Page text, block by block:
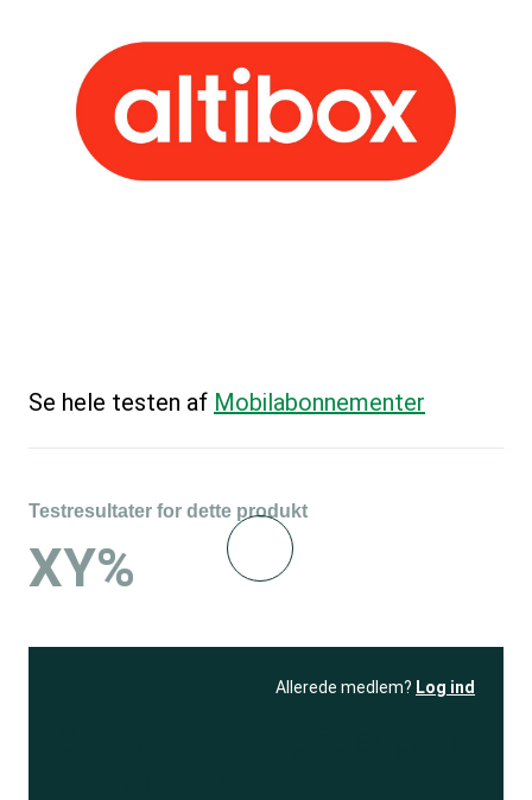
Se hele testen af Mobilabonnementer
Testresultater for dette produkt
XY%
Allerede medlem? Log ind